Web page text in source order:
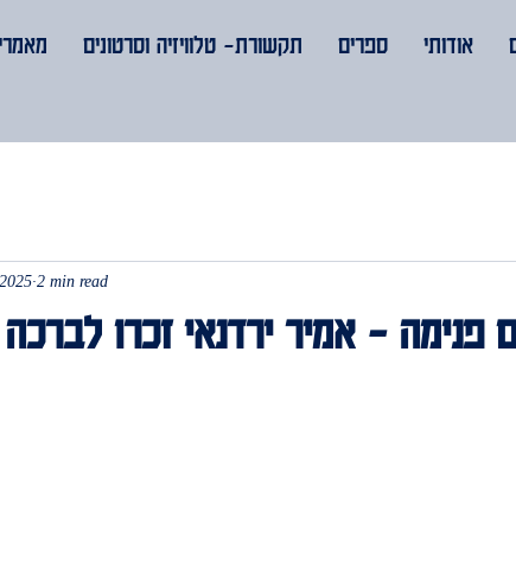
תקשורת- טלוויזיה וסרטונים ספרים אודותי
פנימה – אמיר ירדנאי זכרו לברכה
2 min read